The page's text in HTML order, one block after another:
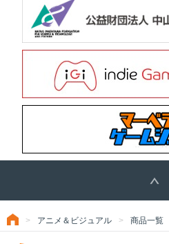
アニメ＆ビジュアル 商品一覧